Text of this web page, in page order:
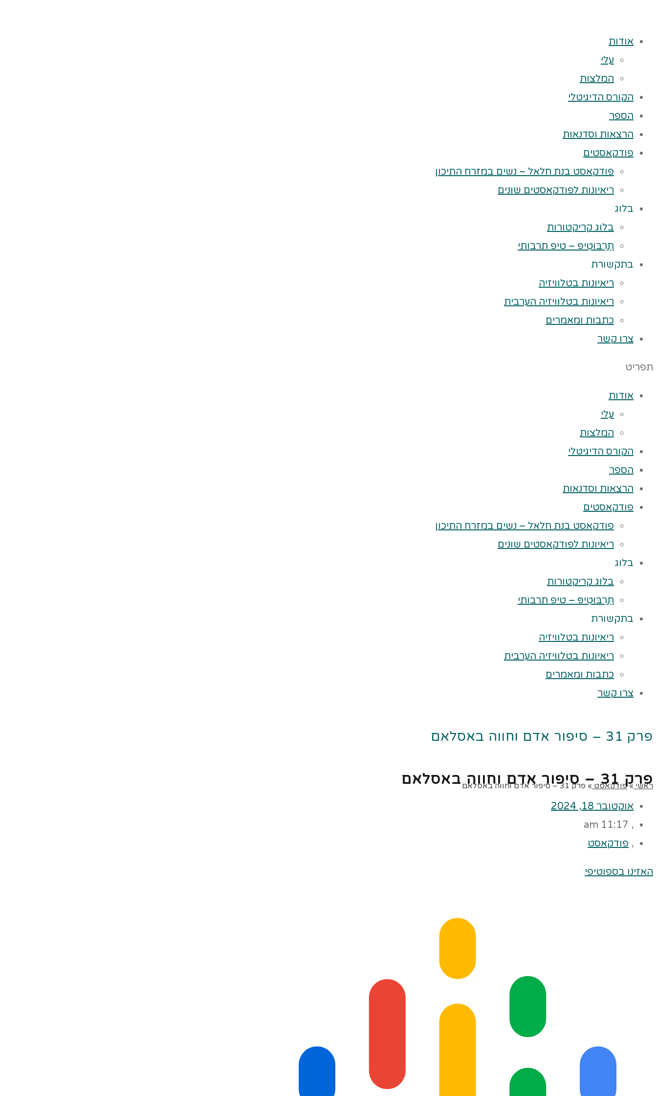
אודות
עלי
המלצות
הקורס הדיגיטלי
הספר
הרצאות וסדנאות
פודקאסטים
פודקאסט בנת חלאל – נשים במזרח התיכון
ריאיונות לפודקאסטים שונים
בלוג
בלוג קריקטורות
תַּרְבּוּטִיפּ – טיפ תרבותי
בתקשורת
ריאיונות בטלוויזיה
ריאיונות בטלוויזיה הערבית
כתבות ומאמרים
צרו קשר
תפריט
אודות
עלי
המלצות
הקורס הדיגיטלי
הספר
הרצאות וסדנאות
פודקאסטים
פודקאסט בנת חלאל – נשים במזרח התיכון
ריאיונות לפודקאסטים שונים
בלוג
בלוג קריקטורות
תַּרְבּוּטִיפּ – טיפ תרבותי
בתקשורת
ריאיונות בטלוויזיה
ריאיונות בטלוויזיה הערבית
כתבות ומאמרים
צרו קשר
פרק 31 – סיפור אדם וחווה באסלאם
ראשי » פודקאסט » פרק 31 – סיפור אדם וחווה באסלאם פרק 31 – סיפור אדם וחווה באסלאם
אוקטובר 18, 2024
,
11:17 am
, פודקאסט
האזינו בספוטיפי